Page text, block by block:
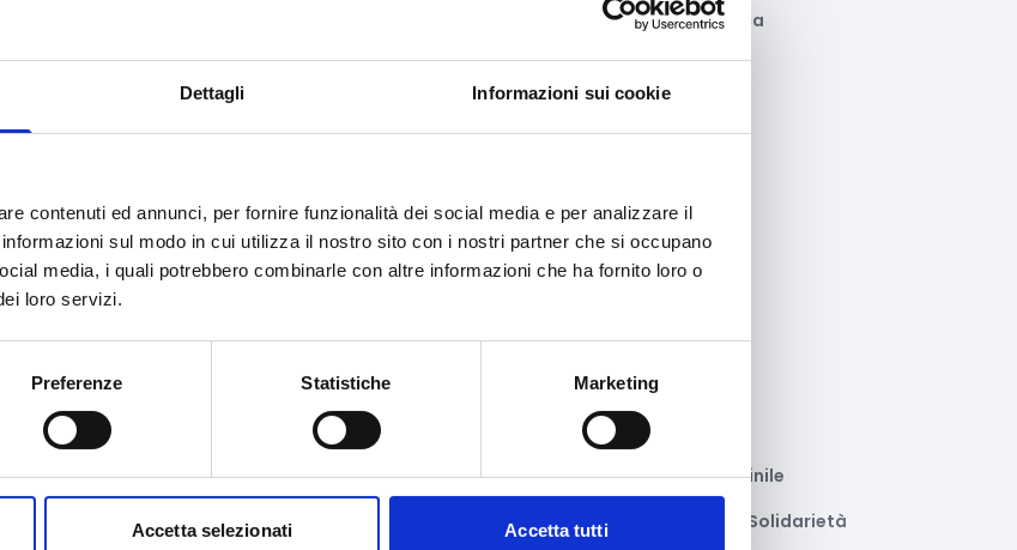
Dettagli Informazioni sui cookie
contenuti ed annunci, per fornire funzionalità dei social media e per analizzare il
sul modo in cui utilizza il nostro sito con i nostri partner che si occupano
media, i quali potrebbero combinarle con altre informazioni che ha fornito loro o
loro servizi.
Preferenze Statistiche Marketing
Accetta selezionati Accetta tutti
alle imprese Enti pubblici
Imprese
Archiviato
Piani per l'eliminazione delle barriere
Enti territoriali/Enti locali
Farmacia e/o chimica
Fashion
Formazione e lavoro
Fotovoltaico
Giustizia e sicurezza
Green economy
Impianti sportivi
Imprenditoria femminile
Inclusione Sociale e Solidarietà